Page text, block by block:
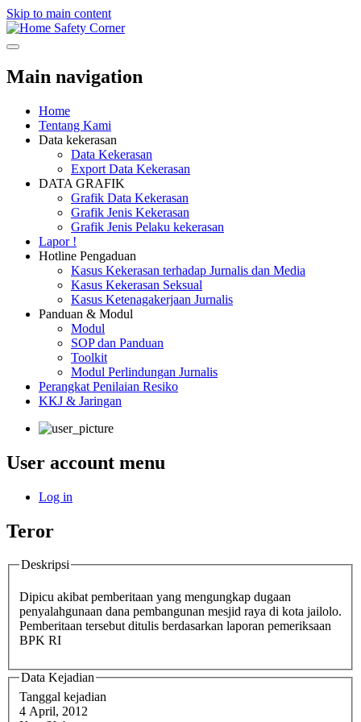
Skip to main content
Safety Corner
Main navigation
Home
Tentang Kami
Data kekerasan
Data Kekerasan
Export Data Kekerasan
DATA GRAFIK
Grafik Data Kekerasan
Grafik Jenis Kekerasan
Grafik Jenis Pelaku kekerasan
Lapor !
Hotline Pengaduan
Kasus Kekerasan terhadap Jurnalis dan Media
Kasus Kekerasan Seksual
Kasus Ketenagakerjaan Jurnalis
Panduan & Modul
Modul
SOP dan Panduan
Toolkit
Modul Perlindungan Jurnalis
Perangkat Penilaian Resiko
KKJ & Jaringan
User account menu
Log in
Teror
Deskripsi
Dipicu akibat pemberitaan yang mengungkap dugaan
penyalahgunaan dana pembangunan mesjid raya di kota jailolo.
Pemberitaan tersebut ditulis berdasarkan laporan pemeriksaan
BPK RI
Data Kejadian
Tanggal kejadian
4 April, 2012